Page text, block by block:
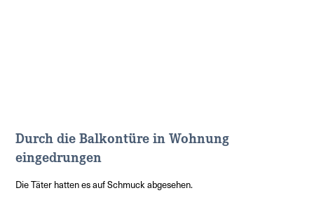
Durch die Balkontüre in Wohnung
eingedrungen
Die Täter hatten es auf Schmuck abgesehen.